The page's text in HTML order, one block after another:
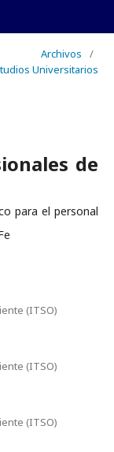
Archivos
/
Universitarios
de
para el personal
(ITSO)
(ITSO)
(ITSO)